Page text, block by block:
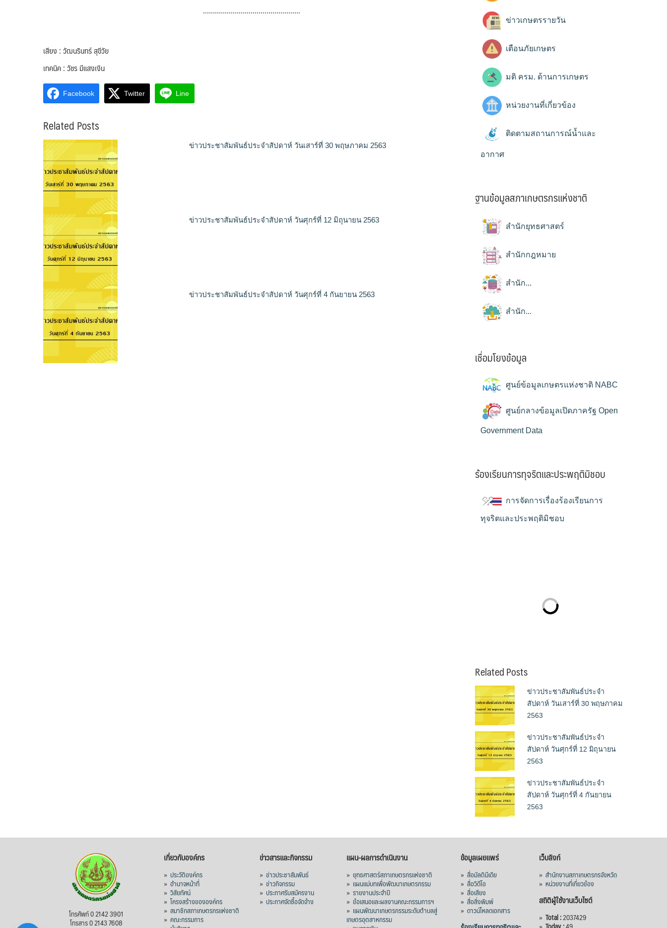
………………………………………….
เสียง : วัฒนรินทร์ สุขีวัย
เทคนิค : วัชร มีแสงเงิน
Facebook Twitter Line
Related Posts
ข่าวประชาสัมพันธ์ประจำสัปดาห์ วันเสาร์ที่ 30 พฤษภาคม 2563
ข่าวประชาสัมพันธ์ประจำสัปดาห์ วันศุกร์ที่ 12 มิถุนายน 2563
ข่าวประชาสัมพันธ์ประจำสัปดาห์ วันศุกร์ที่ 4 กันยายน 2563
ข่าวเกษตรรายวัน
เตือนภัยเกษตร
มติ ครม. ด้านการเกษตร
หน่วยงานที่เกี่ยวข้อง
ติดตามสถานการณ์น้ำและ
อากาศ
ฐานข้อมูลสภาเกษตรกรแห่งชาติ
สำนักยุทธศาสตร์
สำนักกฎหมาย
สำนัก...
สำนัก...
เชื่อมโยงข้อมูล
ศูนย์ข้อมูลเกษตรแห่งชาติ NABC
ศูนย์กลางข้อมูลเปิดภาครัฐ Open
Government Data
ร้องเรียนการทุจริตและประพฤติมิชอบ
การจัดการเรื่องร้องเรียนการ
ทุจริตและประพฤติมิชอบ
Related Posts
ข่าวประชาสัมพันธ์ประจำ
สัปดาห์ วันเสาร์ที่ 30 พฤษภาคม
2563
ข่าวประชาสัมพันธ์ประจำ
สัปดาห์ วันศุกร์ที่ 12 มิถุนายน
2563
ข่าวประชาสัมพันธ์ประจำ
สัปดาห์ วันศุกร์ที่ 4 กันยายน
2563
โทรศัพท์ 0 2142 3901
โทรสาร 0 2143 7608
เกี่ยวกับองค์กร
»ประวัติองค์กร
»อำนาจหน้าที่
»วิสัยทัศน์
»โครงสร้างขององค์กร
»สมาชิกสภาเกษตรกรแห่งชาติ
»คณะกรรมการ
ข่าวสารและกิจกรรม
»ข่าวประชาสัมพันธ์
»ข่าวกิจกรรม
»ประกาศรับสมัครงาน
»ประกาศจัดซื้อจัดจ้าง
แผน-ผลการดำเนินงาน
» ยุทธศาสตร์สภาเกษตรกรแห่งชาติ
» แผนแม่บทเพื่อพัฒนาเกษตรกรรม
» รายงานประจำปี
» ข้อเสนอและผลงานคณะกรรมการฯ
» แผนพัฒนาเกษตรกรรมระดับตำบลสู่
เกษตรอุตสาหกรรม
ข้อมูลเผยแพร่
» สื่อมัลติมีเดีย
» สื่อวิดีโอ
» สื่อเสียง
» สื่อสิ่งพิมพ์
» ดาวน์โหลดเอกสาร
เว็บลิงก์
» สำนักงานสภาเกษตรกรจังหวัด
» หน่วยงานที่เกี่ยวข้อง
สถิติผู้ใช้งานเว็บไซต์
» Total :2037429